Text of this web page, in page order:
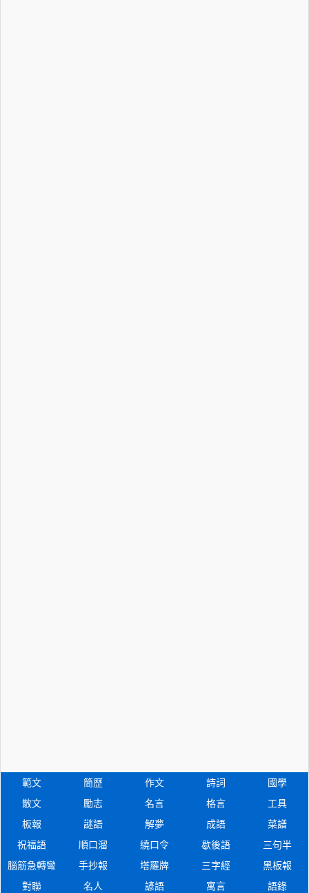
範文 簡歷 作文 詩詞
國學
散文
勵志 名言 格言
工具
板報
謎語 解夢 成語
菜譜
祝福語
順口溜 繞口令 歇後語
三句半
腦筋急轉彎
手抄報 塔羅牌 三字經
黑板報
對聯
名人 諺語 寓言 語錄